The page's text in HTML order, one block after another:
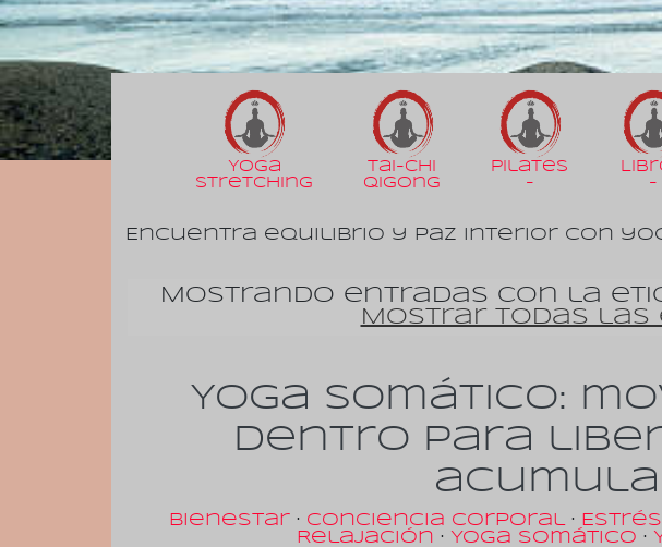
Yoga
Stretching
Tai-Chi
Qigong
Pilates
-
-
Encuentra equilibrio y paz interior con
Mostrando entradas con la
Mostrar todas las
Yoga somático:
dentro para
Bienestar · Conciencia corporal · Estrés
Relajación · Yoga somático ·